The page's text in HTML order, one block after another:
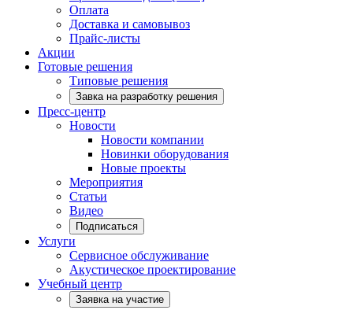
Оплата
Доставка и самовывоз
Прайс-листы
Акции
Готовые решения
Типовые решения
Завка на разработку решения
Пресс-центр
Новости
Новости компании
Новинки оборудования
Новые проекты
Мероприятия
Статьи
Видео
Подписаться
Услуги
Сервисное обслуживание
Акустическое проектирование
Учебный центр
Заявка на участие